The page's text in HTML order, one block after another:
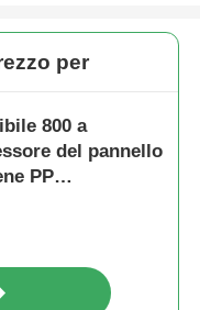
per
800 a
del pannello
PP